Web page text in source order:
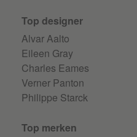
Top designer
Alvar Aalto
Eileen Gray
Charles Eames
Verner Panton
Philippe Starck
Top merken